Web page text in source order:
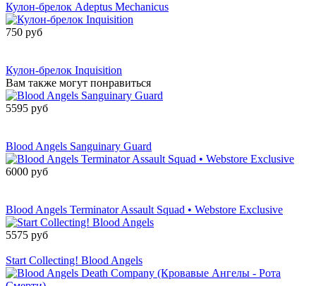
Кулон-брелок Adeptus Mechanicus
750 руб
Кулон-брелок Inquisition
Вам также могут понравиться
5595 руб
Blood Angels Sanguinary Guard
6000 руб
Blood Angels Terminator Assault Squad • Webstore Exclusive
5575 руб
Start Collecting! Blood Angels